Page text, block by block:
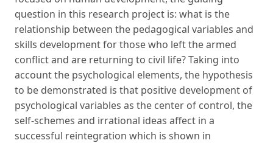
question in this research project is: what is the
relationship between the pedagogical variables and
skills development for those who left the armed
conflict and are returning to civil life? Taking into
account the psychological elements, the hypothesis
to be demonstrated is that positive development of
psychological variables as the center of control, the
self-schemes and irrational ideas affect in a
successful reintegration which is shown in